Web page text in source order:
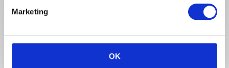
Marketing
OK